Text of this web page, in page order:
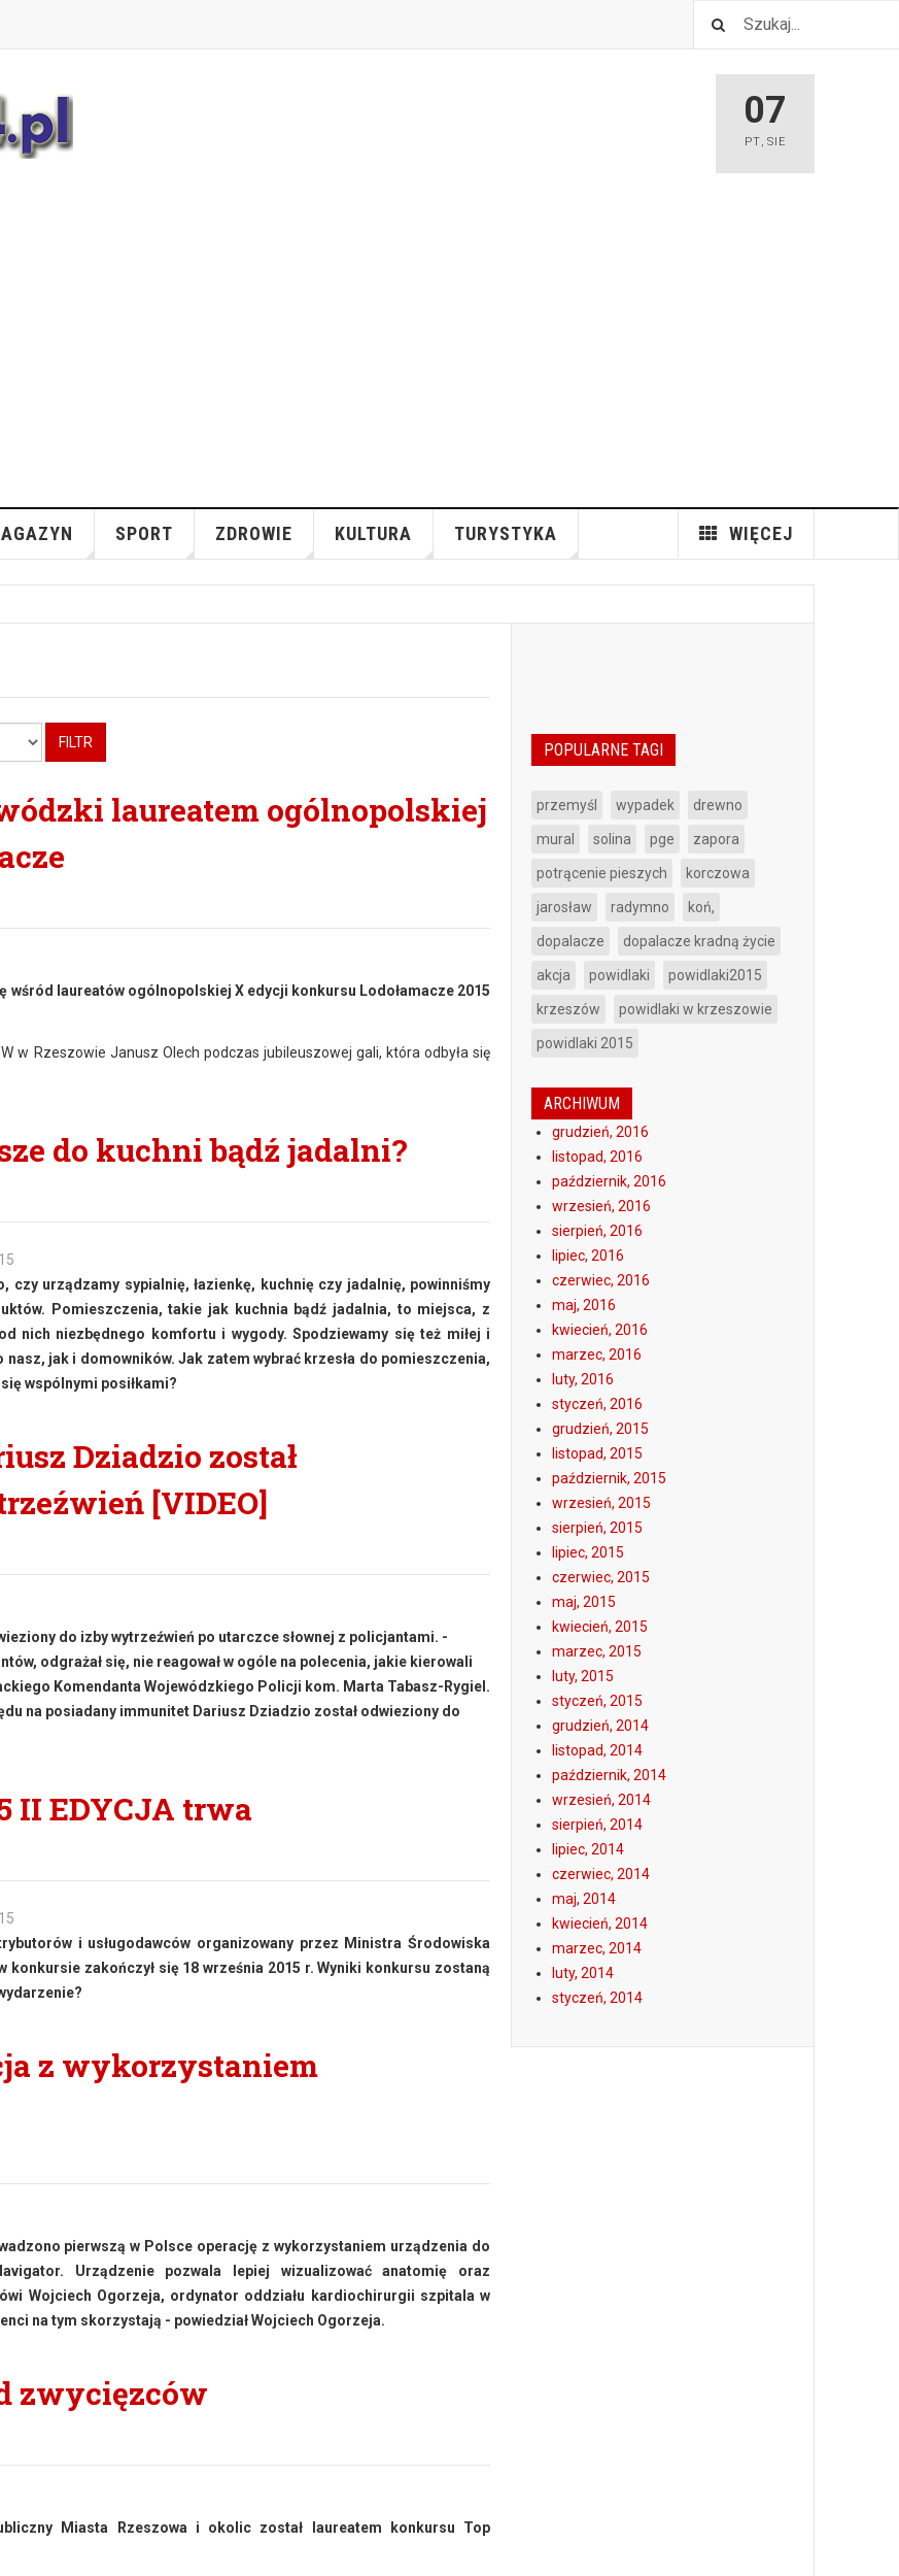
07
PT, SIE
SPORT ZDROWIE KULTURA TURYSTYKA WIĘCEJ
FILTR
laureatem ogólnopolskiej
wśród laureatów ogólnopolskiej X edycji konkursu Lodołamacze 2015
w Rzeszowie Janusz Olech podczas jubileuszowej gali, która odbyła się
do kuchni bądź jadalni?
urządzamy sypialnię, łazienkę, kuchnię czy jadalnię, powinniśmy
Pomieszczenia, takie jak kuchnia bądź jadalnia, to miejsca, z
nich niezbędnego komfortu i wygody. Spodziewamy się też miłej i
jak i domowników. Jak zatem wybrać krzesła do pomieszczenia,
wspólnymi posiłkami?
Dziadzio został
[VIDEO]
do izby wytrzeźwień po utarczce słownej z policjantami. -
odgrażał się, nie reagował w ogóle na polecenia, jakie kierowali
Komendanta Wojewódzkiego Policji kom. Marta Tabasz-Rygiel.
na posiadany immunitet Dariusz Dziadzio został odwieziony do
II EDYCJA trwa
i usługodawców organizowany przez Ministra Środowiska
konkursie zakończył się 18 września 2015 r. Wyniki konkursu zostaną
z wykorzystaniem
pierwszą w Polsce operację z wykorzystaniem urządzenia do
Urządzenie pozwala lepiej wizualizować anatomię oraz
Wojciech Ogorzeja, ordynator oddziału kardiochirurgii szpitala w
na tym skorzystają - powiedział Wojciech Ogorzeja.
zwycięzców
Miasta Rzeszowa i okolic został laureatem konkursu Top
POPULARNE TAGI
przemyśl wypadek drewno
mural solina pge zapora
potrącenie pieszych korczowa
jarosław radymno koń,
dopalacze dopalacze kradną życie
akcja powidlaki powidlaki2015
krzeszów powidlaki w krzeszowie
powidlaki 2015
ARCHIWUM
grudzień, 2016
listopad, 2016
październik, 2016
wrzesień, 2016
sierpień, 2016
lipiec, 2016
czerwiec, 2016
maj, 2016
kwiecień, 2016
marzec, 2016
luty, 2016
styczeń, 2016
grudzień, 2015
listopad, 2015
październik, 2015
wrzesień, 2015
sierpień, 2015
lipiec, 2015
czerwiec, 2015
maj, 2015
kwiecień, 2015
marzec, 2015
luty, 2015
styczeń, 2015
grudzień, 2014
listopad, 2014
październik, 2014
wrzesień, 2014
sierpień, 2014
lipiec, 2014
czerwiec, 2014
maj, 2014
kwiecień, 2014
marzec, 2014
luty, 2014
styczeń, 2014